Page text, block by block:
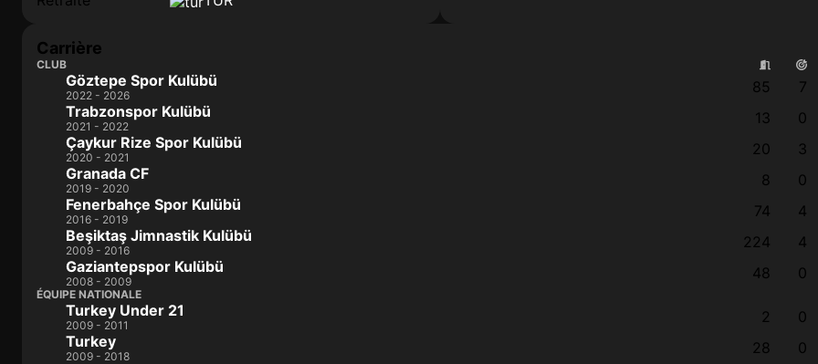
Carrière
CLUB
Göztepe Spor Kulübü
2022 - 2026 85 7
Trabzonspor Kulübü
2021 - 2022 13 0
Çaykur Rize Spor Kulübü
2020 - 2021 20 3
Granada CF
2019 - 2020 8 0
Fenerbahçe Spor Kulübü
2016 - 2019 74 4
Beşiktaş Jimnastik Kulübü
2009 - 2016 224 4
Gaziantepspor Kulübü
2008 - 2009 48 0
ÉQUIPE NATIONALE
Turkey Under 21
2009 - 2011 2 0
Turkey
2009 - 2018 28 0